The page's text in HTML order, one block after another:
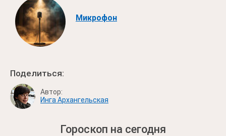
Микрофон
Поделиться:
Автор:
Инга Архангельская
Гороскоп на сегодня